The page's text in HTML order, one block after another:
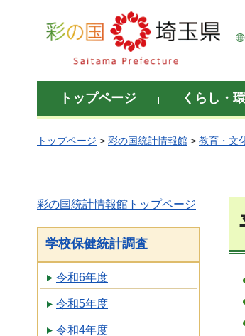
彩の国 埼玉県
トップページ くらし・
トップページ > 彩の国統計情報館 > 教育・文
彩の国統計情報館トップページ
学校保健統計調査
令和6年度
令和5年度
令和4年度